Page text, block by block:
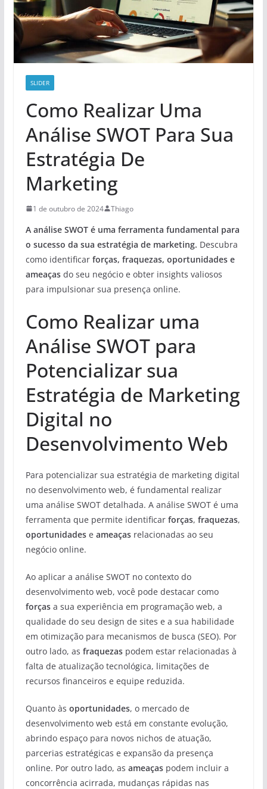
SLIDER
Como Realizar Uma
Análise SWOT Para Sua
Estratégia De
Marketing
1 de outubro de 2024 Thiago
A análise SWOT é uma ferramenta fundamental para
o sucesso da sua estratégia de marketing. Descubra
como identificar forças, fraquezas, oportunidades e
ameaçasdo seu negócio e obter insights valiosos
para impulsionar sua presença online.
Como Realizar uma
Análise SWOT para
Potencializar sua
Estratégia de Marketing
Digital no
Desenvolvimento Web
Para potencializar sua estratégia de marketing digital
no desenvolvimento web, é fundamental realizar
uma análise SWOT detalhada. A análise SWOT é uma
ferramenta que permite identificar forças, fraquezas,
oportunidadese ameaçasrelacionadas ao seu
negócio online.
Ao aplicar a análise SWOT no contexto do
desenvolvimento web, você pode destacar como
forçasa sua experiência em programação web, a
qualidade do seu design de sites e a sua habilidade
em otimização para mecanismos de busca (SEO). Por
outro lado, as fraquezaspodem estar relacionadas à
falta de atualização tecnológica, limitações de
recursos financeiros e equipe reduzida.
Quanto às oportunidades, o mercado de
desenvolvimento web está em constante evolução,
abrindo espaço para novos nichos de atuação,
parcerias estratégicas e expansão da presença
online. Por outro lado, as ameaçaspodem incluir a
concorrência acirrada, mudanças rápidas nas